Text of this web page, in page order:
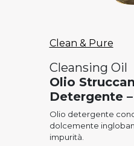
Clean & Pure
Cleansing Oil
Olio
Detergente
Olio detergente
dolcemente
impurità.